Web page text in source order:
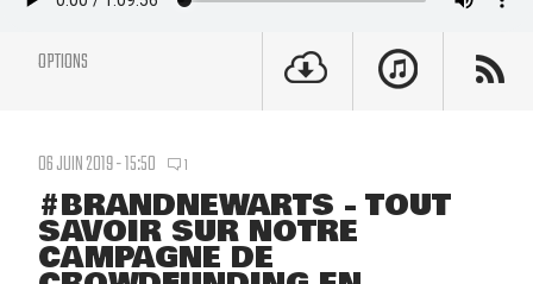
OPTIONS
06 JUIN 2019 - 15:50 1
#BRANDNEWARTS - TOUT
SAVOIR SUR NOTRE
CAMPAGNE DE